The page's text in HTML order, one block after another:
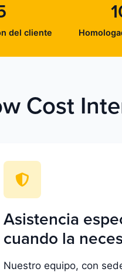
del cliente
Cost
Asistencia
cuando la
Nuestro equipo, con